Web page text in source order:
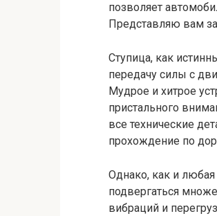
позволяет
Представляю вам
Ступица, как
передачу силы с
Мудрое и хитрое
пристального
все технические
прохождение по
Однако, как и любая
подвергаться
вибраций и